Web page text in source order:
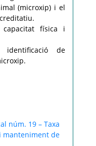
(microxip) i el
física i
de
núm. 19 – Taxa
manteniment de